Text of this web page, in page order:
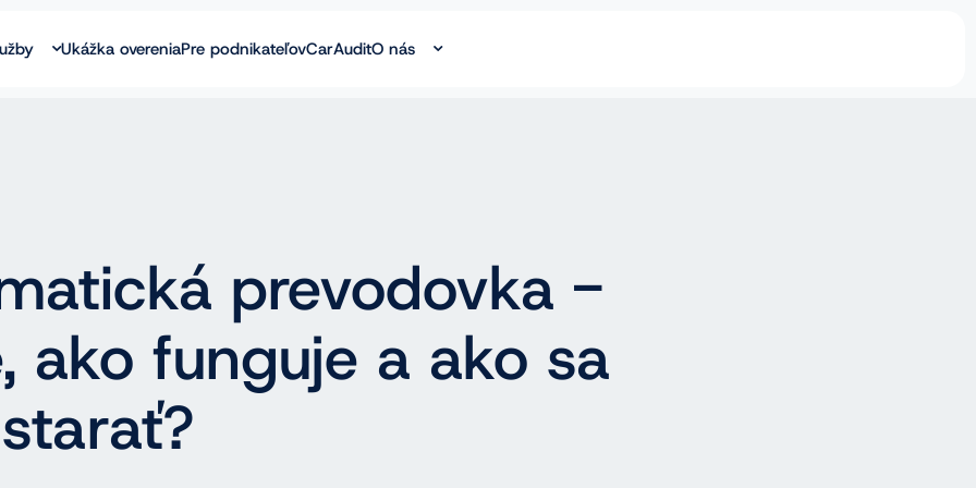
Ukážka overeniaPre podnikateľovCarAuditO nás
prevodovka -
ako funguje a ako sa